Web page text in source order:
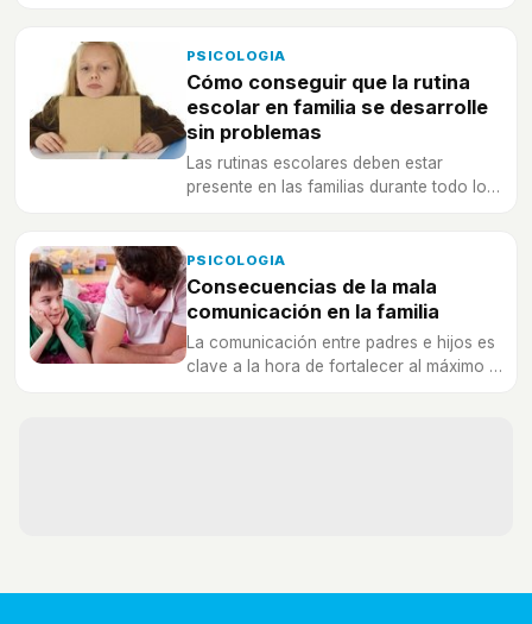
PSICOLOGIA
Cómo conseguir que la rutina
escolar en familia se desarrolle
sin problemas
Las rutinas escolares deben estar
presente en las familias durante todo lo
PSICOLOGIA
Consecuencias de la mala
comunicación en la familia
La comunicación entre padres e hijos es
clave a la hora de fortalecer al máximo el